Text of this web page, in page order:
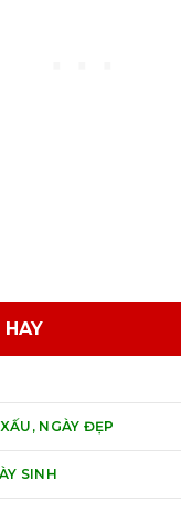
HAY
NGÀY ĐẸP
SINH